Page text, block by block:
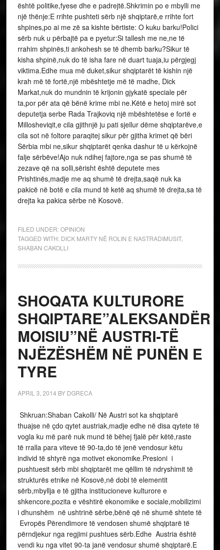
është politike,fyese dhe e padrejtë.Shkrimin po e mbylli me
një thënje:E rrihte pushteti sërb një shqiptarë,e rrihte fort
shpines,po ai me zë sa kishte bërtiste: O kuku barku!Polici
sërb nuk u përbajtë pa e pyetur:Si tallesh me ne,ne të
rrahim shpinës,ti ankohesh se të dhemb barku?Sikur të
kisha shpinë,nuk do të isha fare në duart tuaja,iu përgjegj
viktima.Edhe mua më duket,sikur shqiptarët të kishin një
krah më të fortë,një mbështetje më të madhe, Dick
Markat,nuk do mundnin të krijonin gjykatë speciale për
ta,por për ata që bënë krime mbi ne.Këtë e hetoj mirë sot
deputetja serbe Rada Trajkoviq një mbështetëse e fortë e
Millosheviqit,e cila gjithnjë ju pati sjellur dëme shqiptarëve,e
cila sot në foltore paraqitej sikur për gjitha krimet që bëri
Sërbia mbi ne,sikur shqiptarët qenka dashur të u kërkojnë
falje sërbëve!Ajo nuk ndihej fajtore,nga se pas shumë të
zezave që na solli,sërisht është deputete mes
Prishtinës,madje me aq shumë të drejta,saqë nuk ka
pakicë në botë e cila mund të ketë aq shumë të drejta,sa të
drejta ka pakica sërbe në Kosovë.
FILED UNDER:OPINION
TAGGED WITH: DICK MARTY NË ROLIN E NASTRADIMUSIT,
SHABAN CAKOLLI
SHOQATA KULTURORE
SHQIPTARE”ALEKSANDËR
MOISIU”NË AUSTRI-TË
NJËZËSHËM NË PUNËN E
TYRE
APRIL 3, 2014 BY DGRECA
Shkruan:Shaban Cakolli/Në Austri sot ka shqiptarë
thuajse në çdo qytet austriak,madje edhe në disa qytete të
vogla ku më parë nuk mund të bëhej fjalë për këtë,raste
të rralla para viteve të 90-ta,do të jenë vendosur këtu
individ të shtyrë nga motivet ekonomike.Presioni i
pushtuesit sërb mbi shqiptarët me qëllim të ndryshimit të
strukturës etnike në Kosovë,në dobi të elementit
sërb,mbyllja e të gjitha institucioneve kulturore e
shkencore,pozita e vështirë ekonomike e sociale,mobilizimi
i dhunshëm në ushtrinë sërbe,bënë që në shumë shtete të
Evropës Përendimore të vendosen shumë shqiptarë të
përndjekur nga regjimi pushtues sërb.Edhe Austria është
vendi ku nga vitet 90-ta janë vendosur shumë shqiptarë.E